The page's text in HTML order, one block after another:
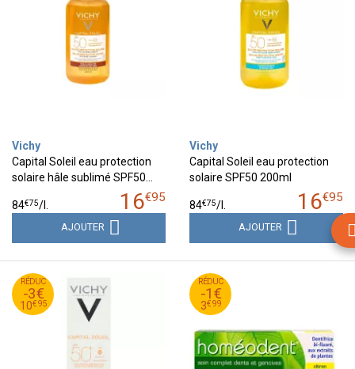
Vichy
Capital Soleil eau protection
solaire hâle sublimé SPF50…
16€95
84€75/l.
AJOUTER
Vichy
Capital Soleil eau protection
solaire SPF50 200ml
16€95
84€75/l.
AJOUTER
RÉDUC
-3€
10€95
13
€
95
10
€
95
RÉDUC
-1€
3€99
4
€
99
3
€
99